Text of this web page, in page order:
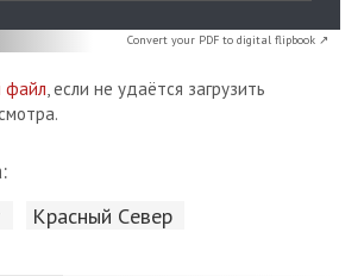
Convert your PDF to digital flipbook ↗
файл, если не удаётся загрузить
Красный Cевер